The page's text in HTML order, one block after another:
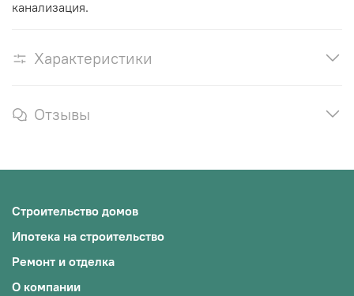
канализация.
Характеристики
Отзывы
Строительство домов
Ипотека на строительство
Ремонт и отделка
О компании